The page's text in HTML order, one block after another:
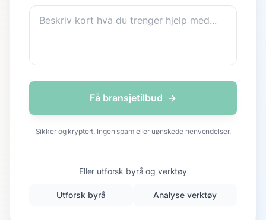
Få bransjetilbud →
Sikker og kryptert. Ingen spam eller uønskede henvendelser.
Eller utforsk byrå og verktøy
Utforsk byrå Analyse verktøy